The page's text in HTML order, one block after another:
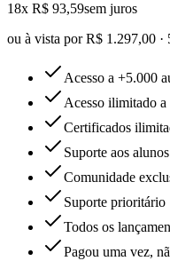
18x R$ 93,59sem juros
ou à vista por R$ 1.297,00
Acesso a +5.000
Acesso ilimitado a
Certificados
Suporte aos alunos
Comunidade
Suporte prioritário
Todos os
Pagou uma vez,